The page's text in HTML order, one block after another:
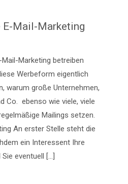
Mail-Marketing
Marketing betreiben
Werbeform eigentlich
warum große Unternehmen,
Co. ebenso wie viele, viele
Mailings setzen.
An erster Stelle steht die
ein Interessent Ihre
eventuell […]